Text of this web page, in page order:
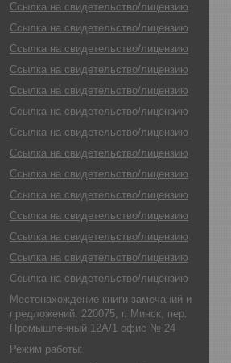
Ссылка на свидетельство/лицензию
Ссылка на свидетельство/лицензию
Ссылка на свидетельство/лицензию
Ссылка на свидетельство/лицензию
Ссылка на свидетельство/лицензию
Ссылка на свидетельство/лицензию
Ссылка на свидетельство/лицензию
Ссылка на свидетельство/лицензию
Ссылка на свидетельство/лицензию
Ссылка на свидетельство/лицензию
Ссылка на свидетельство/лицензию
Ссылка на свидетельство/лицензию
Ссылка на свидетельство/лицензию
Ссылка на свидетельство/лицензию
Местонахождение книги замечаний и
предложений: 220075, г. Минск, пер.
Промышленный 12А/1 офис № 24
Режим работы: